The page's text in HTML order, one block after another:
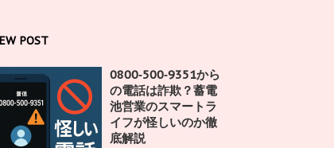
POST
0800‑500‑9351から
の電話は詐欺？蓄電
池営業のスマートラ
イフが怪しいのか徹
底解説